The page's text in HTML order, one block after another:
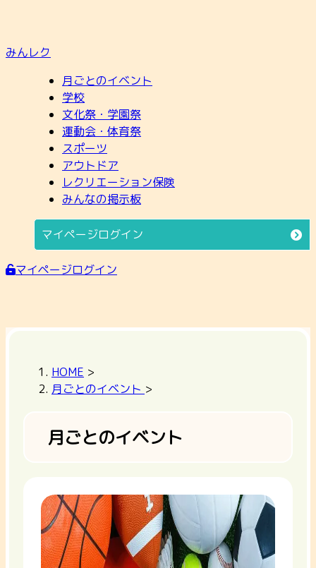
みんレク
月ごとのイベント
学校
文化祭・学園祭
運動会・体育祭
スポーツ
アウトドア
レクリエーション保険
みんなの掲示板
マイページログイン
マイページログイン
HOME >
月ごとのイベント >
月ごとのイベント